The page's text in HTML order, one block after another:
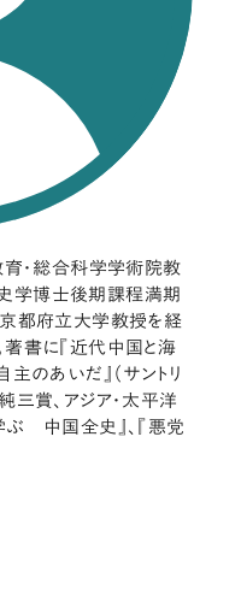
育・総合科学学術院教
学博士後期課程満期
京都府立大学教授を経
著書に『近代中国と海
主のあいだ』（サントリ
三賞、アジア・太平洋
ぶ 中国全史』、『悪党